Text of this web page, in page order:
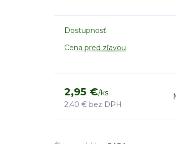
Dostupnosť
Cena pred zľavou
2,95 €/ks
2,40 € bez DPH